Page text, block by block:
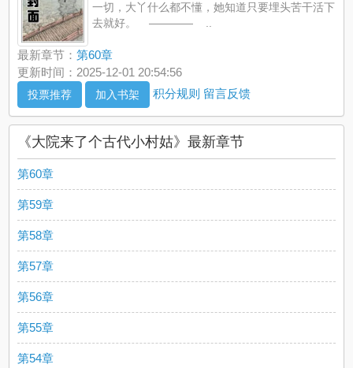
一切，大丫什么都不懂，她知道只要埋头苦干活下
去就好。 ———— ..
最新章节：第60章
更新时间：2025-12-01 20:54:56
投票推荐 加入书架 积分规则 留言反馈
《大院来了个古代小村姑》最新章节
第60章
第59章
第58章
第57章
第56章
第55章
第54章